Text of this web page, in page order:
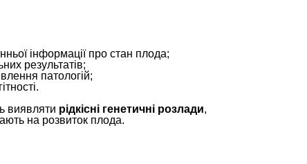
інформації про стан плода;
результатів;
патологій;
виявляти рідкісні генетичні розлади,
на розвиток плода.